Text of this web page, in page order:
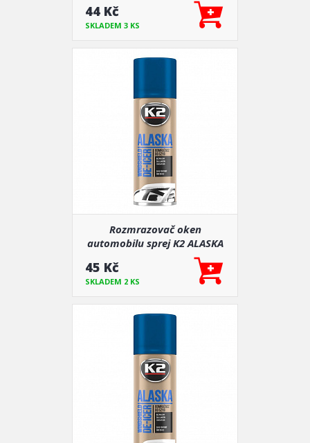
44 Kč
SKLADEM 3 KS
Rozmrazovač oken
automobilu sprej K2 ALASKA
45 Kč
SKLADEM 2 KS